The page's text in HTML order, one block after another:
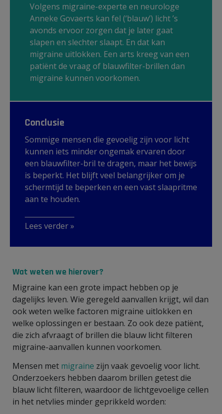
Volgens migraine-experte en neurologe
Anneke Govaerts kan fel (‘blauw’) licht ’s
avonds ervoor zorgen dat je later gaat
slapen en slechter slaapt. En dat kan
migraine uitlokken. Een arts kreeg van een
patiënt de vraag of blauwfilter-brillen dan
migraine kunnen voorkomen.
Conclusie
Sommige mensen die gevoelig zijn voor licht
kunnen iets minder ongemak ervaren door
een blauwfilter-bril te dragen, maar het bewijs
is beperkt. Het blijft veel belangrijker om je
schermtijd te beperken en een vast slaapritme
aan te houden.
Lees verder »
Wat weten we hierover?
Migraine kan een grote impact hebben op je
dagelijks leven. Wie geregeld aanvallen krijgt, wil dan
ook weten welke factoren migraine uitlokken en
welke oplossingen er bestaan. Zo ook deze patiënt,
die zich afvraagt of brillen die blauw licht filteren
migraine-aanvallen kunnen voorkomen.
Mensen met migraine zijn vaak gevoelig voor licht.
Onderzoekers hebben daarom brillen getest die
blauw licht filteren, waardoor de lichtgevoelige cellen
in het netvlies minder geprikkeld worden: